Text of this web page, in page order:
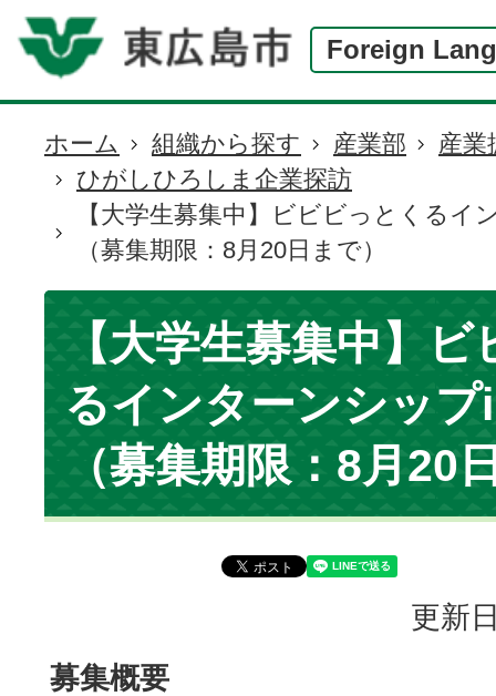
Foreign
現
在
置
ホーム 組織から探す 産業部
産業
ひがしひろしま企業探訪
【大学生募集中】ビビビっとくるイ
（募集期限：8月20日まで）
【大学生募集中】
るインターンシッ
（募集期限：8月20
更新
募集概要